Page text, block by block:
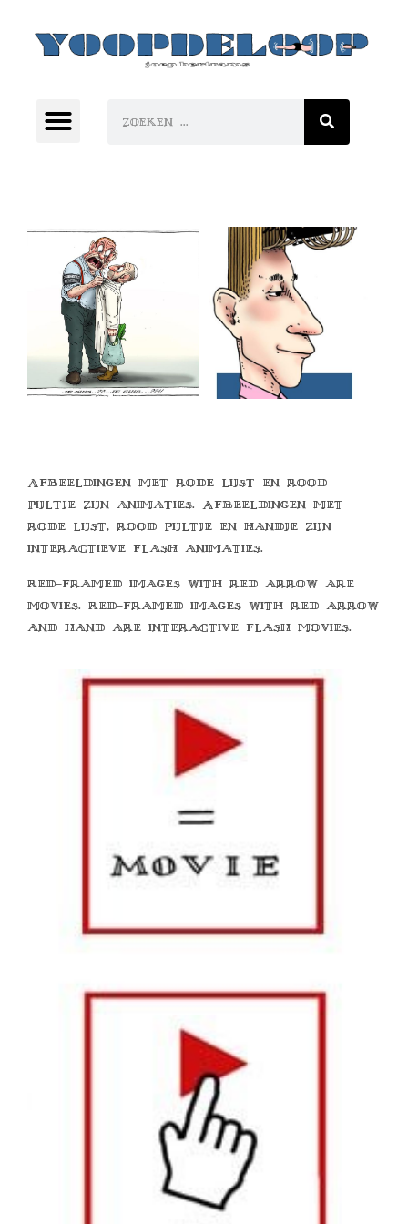
Afbeeldingen met rode lijst en rood
pijltje zijn animaties. Afbeeldingen met
rode lijst, rood pijltje en handje zijn
interactieve flash animaties.
Red-framed images with red arrow are
movies. Red-framed images with red arrow
and hand are interactive flash movies.